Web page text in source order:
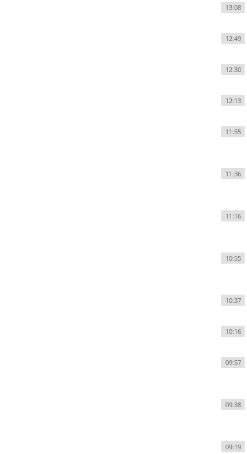
13:08
12:49
12:30
12:13
11:55
11:36
11:16
10:55
10:37
10:16
09:57
09:38
09:19